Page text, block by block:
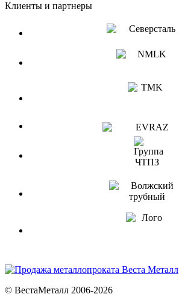
Клиенты и партнеры
© ВестаМеталл 2006-2026